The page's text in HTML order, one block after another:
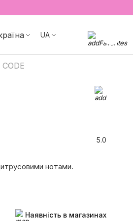
UA
5.0
нотами.
Наявність в магазинах